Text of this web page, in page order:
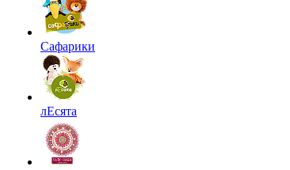
Сафарики
лЕсята